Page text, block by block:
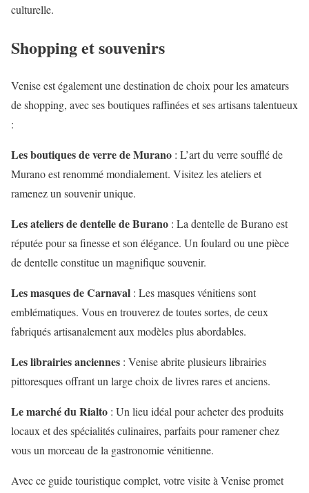
culturelle.
Shopping et souvenirs
Venise est également une destination de choix pour les amateurs
de shopping, avec ses boutiques raffinées et ses artisans talentueux
:
Les boutiques de verre de Murano : L’art du verre soufflé de
Murano est renommé mondialement. Visitez les ateliers et
ramenez un souvenir unique.
Les ateliers de dentelle de Burano : La dentelle de Burano est
réputée pour sa finesse et son élégance. Un foulard ou une pièce
de dentelle constitue un magnifique souvenir.
Les masques de Carnaval : Les masques vénitiens sont
emblématiques. Vous en trouverez de toutes sortes, de ceux
fabriqués artisanalement aux modèles plus abordables.
Les librairies anciennes : Venise abrite plusieurs librairies
pittoresques offrant un large choix de livres rares et anciens.
Le marché du Rialto : Un lieu idéal pour acheter des produits
locaux et des spécialités culinaires, parfaits pour ramener chez
vous un morceau de la gastronomie vénitienne.
Avec ce guide touristique complet, votre visite à Venise promet